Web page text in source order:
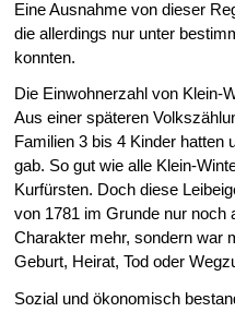
Eine Ausnahme von dieser
die allerdings nur unter
konnten.
Die Einwohnerzahl von Klein-
Aus einer späteren
Familien 3 bis 4 Kinder hatten
gab. So gut wie alle Klein-
Kurfürsten. Doch diese
von 1781 im Grunde nur noch
Charakter mehr, sondern war
Geburt, Heirat, Tod oder
Sozial und ökonomisch